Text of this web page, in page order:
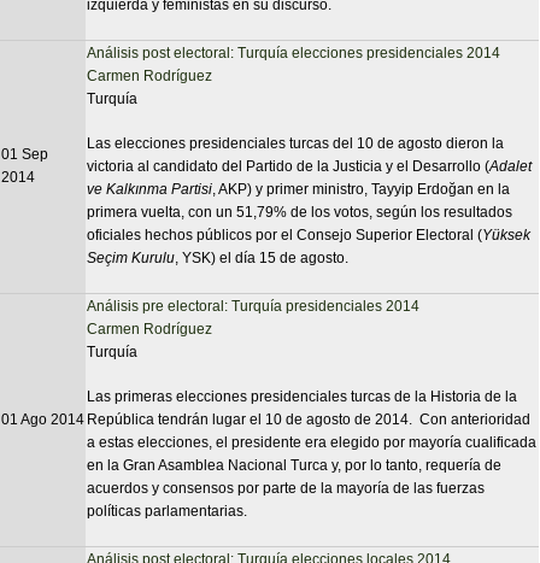
izquierda y feministas en su discurso.
01 Sep
2014
Análisis post electoral: Turquía elecciones presidenciales 2014
Carmen Rodríguez
Turquía
Las elecciones presidenciales turcas del 10 de agosto dieron la
victoria al candidato del Partido de la Justicia y el Desarrollo (Adalet
ve Kalkınma Partisi , AKP) y primer ministro, Tayyip Erdoğan en la
primera vuelta, con un 51,79% de los votos, según los resultados
oficiales hechos públicos por el Consejo Superior Electoral (Yüksek
Seçim Kurulu , YSK) el día 15 de agosto.
01 Ago 2014
Análisis pre electoral: Turquía presidenciales 2014
Carmen Rodríguez
Turquía
Las primeras elecciones presidenciales turcas de la Historia de la
República tendrán lugar el 10 de agosto de 2014. Con anterioridad
a estas elecciones, el presidente era elegido por mayoría cualificada
en la Gran Asamblea Nacional Turca y, por lo tanto, requería de
acuerdos y consensos por parte de la mayoría de las fuerzas
políticas parlamentarias.
Análisis post electoral: Turquía elecciones locales 2014